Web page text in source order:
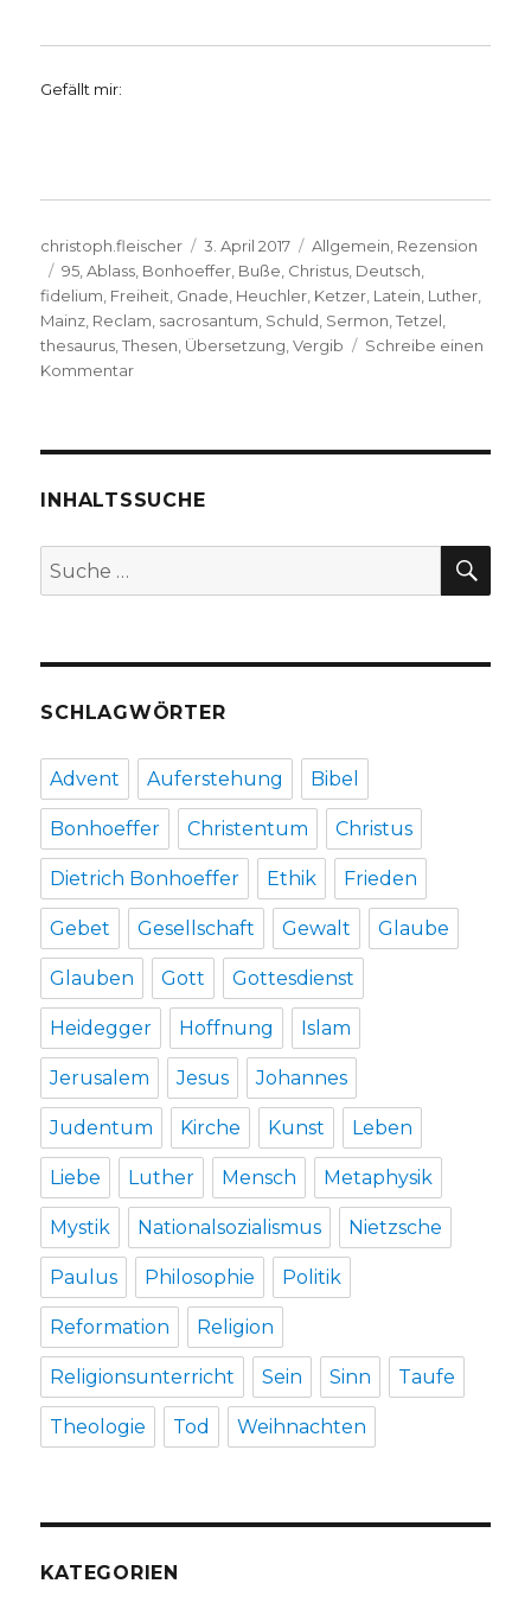
Gefällt mir:
Autor
christoph.fleischer
Veröffentlicht
am
3. April 2017 Kategorien
Allgemein Rezension
Schlagwörter
95 ,Ablass Bonhoeffer Buße Christus Deutsch
fidelium Freiheit Gnade Heuchler Ketzer Latein Luther
Mainz Reclam sacrosantum Schuld Sermon ,Tetzel
thesaurus ,Thesen Übersetzung ,Vergib
Schreibe einen
Kommentarzu
Rezension,
Fleischer,
2017
INHALTSSUCHE
Suche
nach:
SCHLAGWÖRTER
Advent Auferstehung Bibel
Bonhoeffer Christentum Christus
Dietrich Bonhoeffer Ethik Frieden
Gebet Gesellschaft Gewalt Glaube
Glauben Gott Gottesdienst
Heidegger Hoffnung Islam
Jerusalem Jesus Johannes
Judentum Kirche Kunst Leben
Liebe Luther Mensch Metaphysik
Mystik Nationalsozialismus Nietzsche
Paulus Philosophie Politik
Reformation Religion
Religionsunterricht Sein Sinn Taufe
Theologie Tod Weihnachten
KATEGORIEN